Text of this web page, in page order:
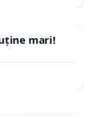
mari!